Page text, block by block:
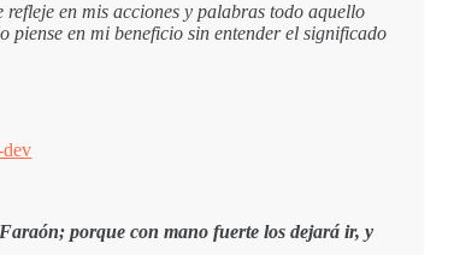
en mis acciones y palabras todo aquello
piense en mi beneficio sin entender el significado
porque con mano fuerte los dejará ir, y